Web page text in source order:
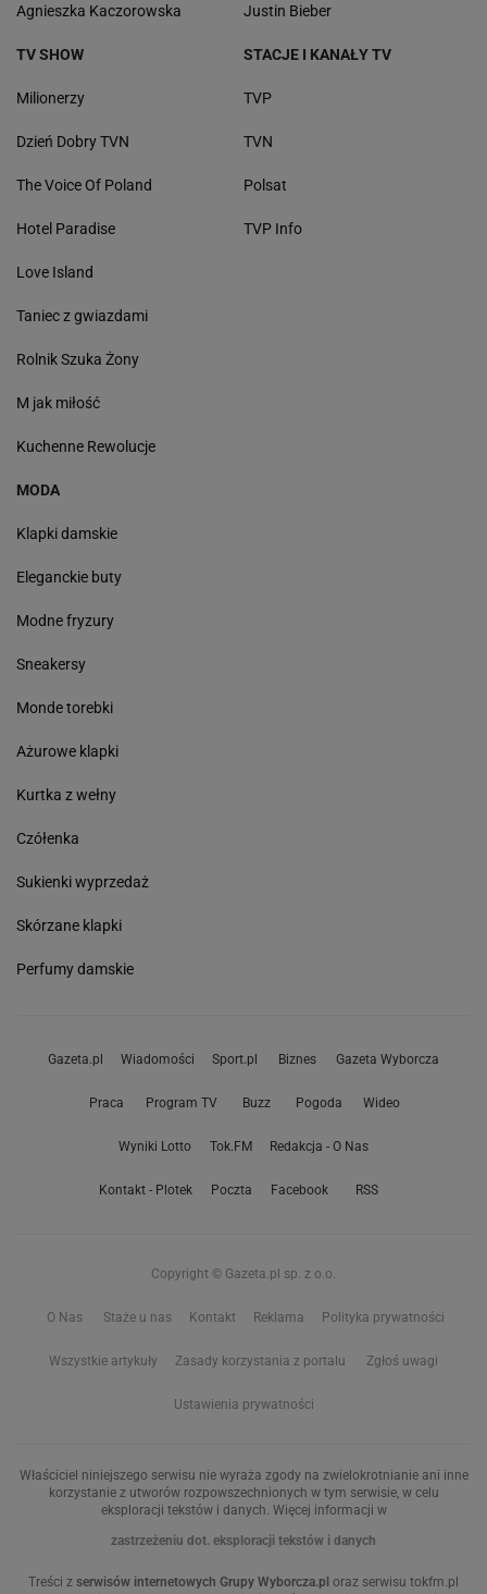
Agnieszka Kaczorowska Justin Bieber
TV SHOW
Milionerzy
Dzień Dobry TVN
The Voice Of Poland
Hotel Paradise
Love Island
Taniec z gwiazdami
Rolnik Szuka Żony
M jak miłość
Kuchenne Rewolucje
STACJE I KANAŁY TV
TVP
TVN
Polsat
TVP Info
MODA
Klapki damskie
Eleganckie buty
Modne fryzury
Sneakersy
Monde torebki
Ażurowe klapki
Kurtka z wełny
Czółenka
Sukienki wyprzedaż
Skórzane klapki
Perfumy damskie
Gazeta.pl Wiadomości Sport.pl Biznes Gazeta Wyborcza
Praca Program TV Buzz Pogoda Wideo
Wyniki Lotto Tok.FM Redakcja - O Nas
Kontakt - Plotek Poczta Facebook RSS
Copyright © Gazeta.pl sp. z o.o.
O Nas Staże u nas Kontakt Reklama Polityka prywatności
Wszystkie artykuły Zasady korzystania z portalu Zgłoś uwagi
Ustawienia prywatności
Właściciel niniejszego serwisu nie wyraża zgody na zwielokrotnianie ani inne
korzystanie z utworów rozpowszechnionych w tym serwisie, w celu
eksploracji tekstów i danych. Więcej informacji w
zastrzeżeniu dot. eksploracji tekstów i danych
Treści z serwisów internetowych Grupy Wyborcza.pl oraz serwisu tokfm.pl